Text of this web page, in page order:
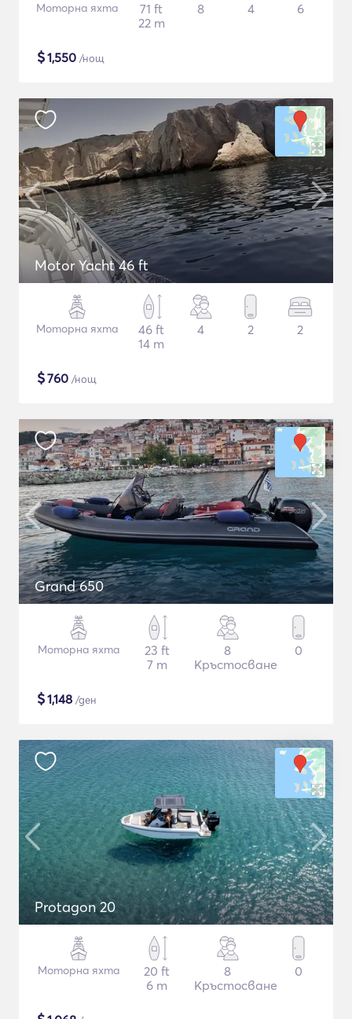
Моторна яхта
71 ft
22 m
8 4 6
$1,550 /нощ
Motor Yacht 46 ft
Моторна яхта
46 ft
14 m
4 2 2
$760 /нощ
Grand 650
Моторна яхта
23 ft
7 m
8
Кръстосване
0
$1,148 /ден
Protagon 20
Моторна яхта
20 ft
6 m
8
Кръстосване
0